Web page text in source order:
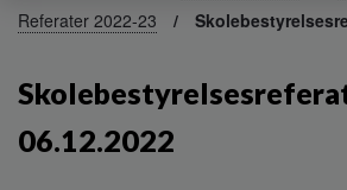
Referater 2022-23
06.12.2022